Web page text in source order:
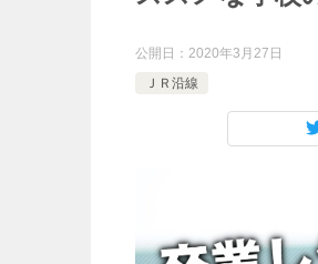
公開日： 2020年3月27日
ＪＲ沿線